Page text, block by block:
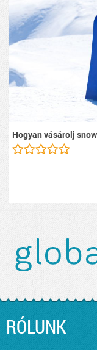
Hogyan vásárolj
RÓLUNK